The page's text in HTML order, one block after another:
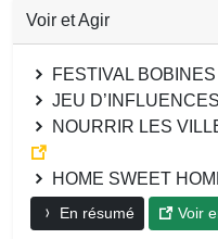
Voir et Agir
FESTIVAL
JEU
NOURRIR LES
HOME SWEET
En résumé Voir